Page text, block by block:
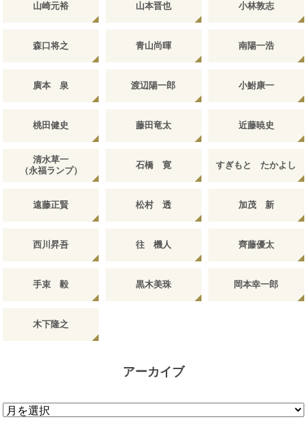
山崎元裕 山本晋也 小林敦志
森口将之 青山尚暉 南陽一浩
廣本 泉 渡辺陽一郎 小鮒康一
桃田健史 藤田竜太 近藤暁史
清水草一
（永福ランプ）
石橋 寛 すぎもと たかよし
遠藤正賢 松村 透 加茂 新
西川昇吾 往 機人 齊藤優太
手束 毅 黒木美珠 岡本幸一郎
木下隆之
アーカイブ
ア